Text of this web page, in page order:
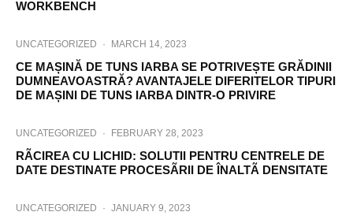
WORKBENCH
UNCATEGORIZED · MARCH 14, 2023
CE MAȘINĂ DE TUNS IARBA SE POTRIVEȘTE GRĂDINII
DUMNEAVOASTRĂ? AVANTAJELE DIFERITELOR TIPURI
DE MAȘINI DE TUNS IARBA DINTR-O PRIVIRE
UNCATEGORIZED · FEBRUARY 28, 2023
RÃCIREA CU LICHID: SOLUTII PENTRU CENTRELE DE
DATE DESTINATE PROCESÃRII DE ÎNALTÃ DENSITATE
UNCATEGORIZED · JANUARY 9, 2023